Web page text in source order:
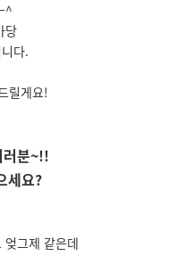
^
당
다.
릴게요!
러분~!!
세요?
엊그제 같은데